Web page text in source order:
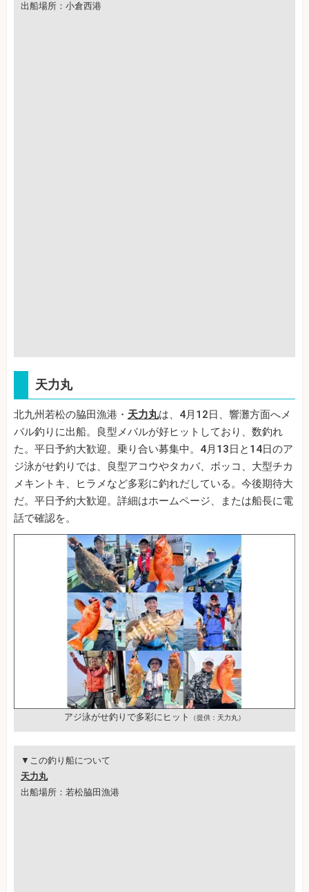
出船場所：小倉西港
天力丸
北九州若松の脇田漁港・ 天力丸は、4月12日、響灘方面へメ
バル釣りに出船。良型メバルが好ヒットしており、数釣れ
た。平日予約大歓迎。乗り合い募集中。4月13日と14日のア
ジ泳がせ釣りでは、良型アコウやタカバ、ボッコ、大型チカ
メキントキ、ヒラメなど多彩に釣れだしている。今後期待大
だ。平日予約大歓迎。詳細はホームページ、または船長に電
話で確認を。
アジ泳がせ釣りで多彩にヒット （提供：天力丸）
▼この釣り船について
天力丸
出船場所：若松脇田漁港